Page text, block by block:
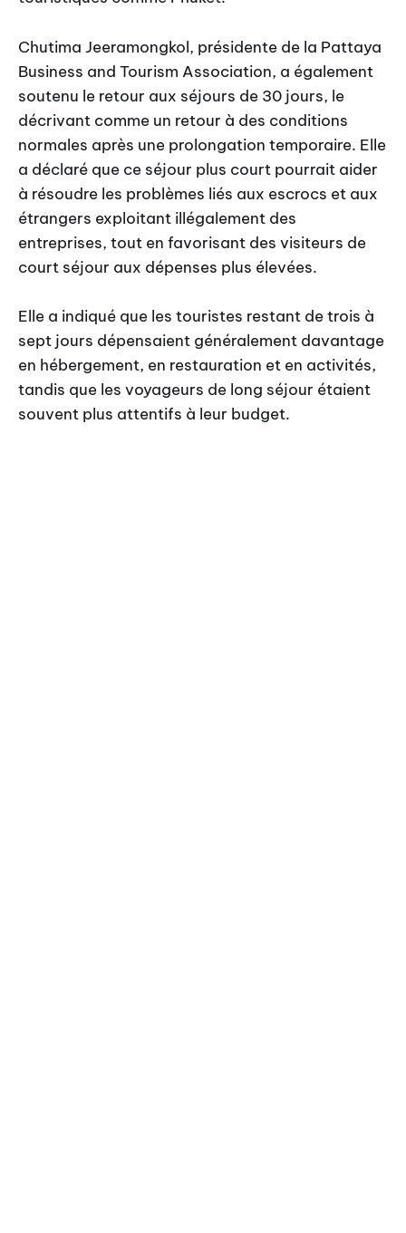
Chutima Jeeramongkol, présidente de la Pattaya
Business and Tourism Association, a également
soutenu le retour aux séjours de 30 jours, le
décrivant comme un retour à des conditions
normales après une prolongation temporaire. Elle
a déclaré que ce séjour plus court pourrait aider
à résoudre les problèmes liés aux escrocs et aux
étrangers exploitant illégalement des
entreprises, tout en favorisant des visiteurs de
court séjour aux dépenses plus élevées.
Elle a indiqué que les touristes restant de trois à
sept jours dépensaient généralement davantage
en hébergement, en restauration et en activités,
tandis que les voyageurs de long séjour étaient
souvent plus attentifs à leur budget.